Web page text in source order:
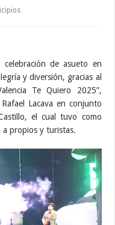
celebración de asueto en
y diversión, gracias al
Te Quiero 2025”,
Lacava en conjunto
el cual tuvo como
a propios y turistas.